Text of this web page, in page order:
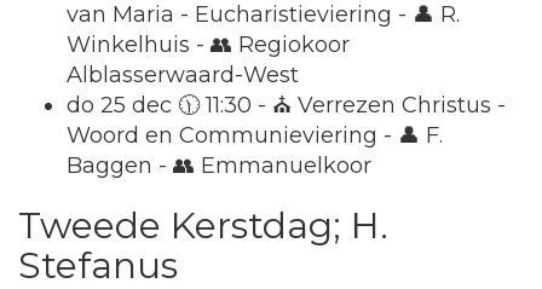
van Maria - Eucharistieviering - 👤 R.
Winkelhuis - 👥 Regiokoor
Alblasserwaard-West
do 25 dec 🕦 11:30 - ⛪ Verrezen Christus -
Woord en Communieviering - 👤 F.
Baggen - 👥 Emmanuelkoor
Tweede Kerstdag; H.
Stefanus